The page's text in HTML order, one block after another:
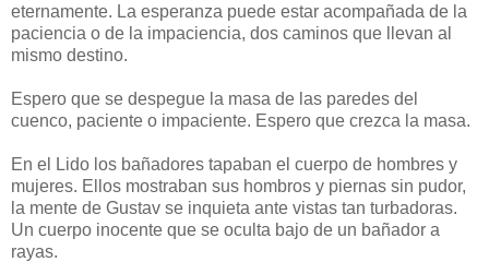
eternamente. La esperanza puede estar acompañada de la
paciencia o de la impaciencia, dos caminos que llevan al
mismo destino.
Espero que se despegue la masa de las paredes del
cuenco, paciente o impaciente. Espero que crezca la masa.
En el Lido los bañadores tapaban el cuerpo de hombres y
mujeres. Ellos mostraban sus hombros y piernas sin pudor,
la mente de Gustav se inquieta ante vistas tan turbadoras.
Un cuerpo inocente que se oculta bajo de un bañador a
rayas.